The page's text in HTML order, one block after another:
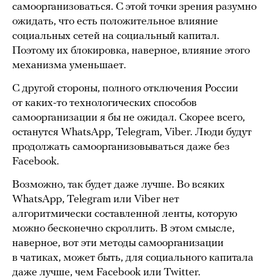
самоорганизоваться. С этой точки зрения разумно
ожидать, что есть положительное влияние
социальных сетей на социальный капитал.
Поэтому их блокировка, наверное, влияние этого
механизма уменьшает.
С другой стороны, полного отключения России
от каких-то технологических способов
самоорганизации я бы не ожидал. Скорее всего,
останутся WhatsApp, Telegram, Viber. Люди будут
продолжать самоорганизовываться даже без
Facebook.
Возможно, так будет даже лучше. Во всяких
WhatsApp, Telegram или Viber нет
алгоритмически составленной ленты, которую
можно бесконечно скроллить. В этом смысле,
наверное, вот эти методы самоорганизации
в чатиках, может быть, для социального капитала
даже лучше, чем Facebook или Twitter.